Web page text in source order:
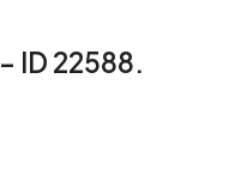
ID 22588.